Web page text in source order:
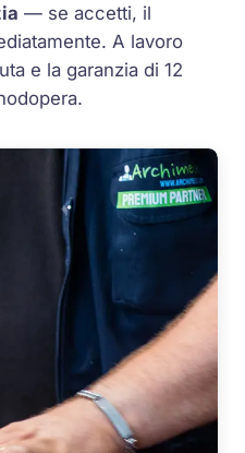
— se accetti, il
A lavoro
e la garanzia di 12